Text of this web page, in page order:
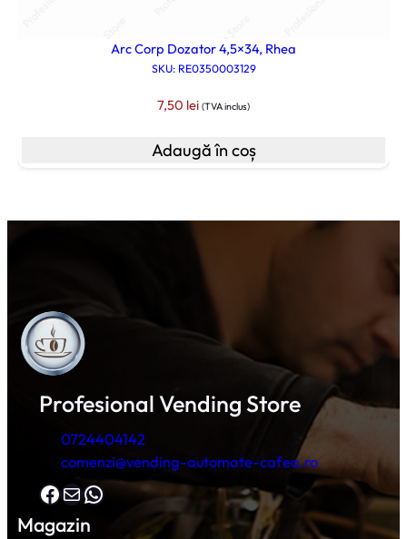
Arc Corp Dozator 4,5×34, Rhea
SKU: RE0350003129
7,50 lei (TVA inclus)
Adaugă în coș
Profesional Vending Store
0724404142
comenzi@vending-automate-cafea.ro
Facebook Mail WhatsApp
Magazin